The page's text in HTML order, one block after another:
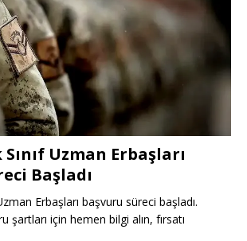
Uzman Erbaşları
Başladı
Erbaşları başvuru süreci başladı.
şartları için hemen bilgi alın, fırsatı